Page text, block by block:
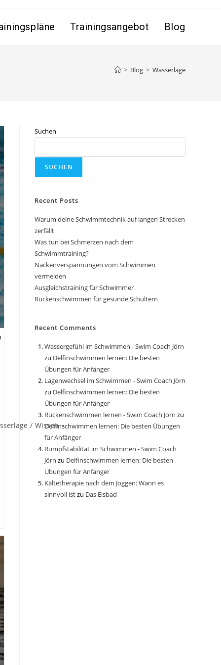
Trainingsangebot Blog
> Blog > Wasserlage
/ Wissen
Suchen
SUCHEN
Recent Posts
Warum deine Schwimmtechnik auf langen Strecken
zerfällt
Was tun bei Schmerzen nach dem
Schwimmtraining?
Nackenverspannungen vom Schwimmen
vermeiden
Ausgleichstraining für Schwimmer
Rückenschwimmen für gesunde Schultern
Recent Comments
Wassergefühl im Schwimmen - Swim Coach Jörn
zu Delfinschwimmen lernen: Die besten
Übungen für Anfänger
Lagenwechsel im Schwimmen - Swim Coach Jörn
zu Delfinschwimmen lernen: Die besten
Übungen für Anfänger
Rückenschwimmen lernen - Swim Coach Jörn zu
Delfinschwimmen lernen: Die besten Übungen
für Anfänger
Rumpfstabilität im Schwimmen - Swim Coach
Jörn zu Delfinschwimmen lernen: Die besten
Übungen für Anfänger
Kältetherapie nach dem Joggen: Wann es
sinnvoll istzu Das Eisbad